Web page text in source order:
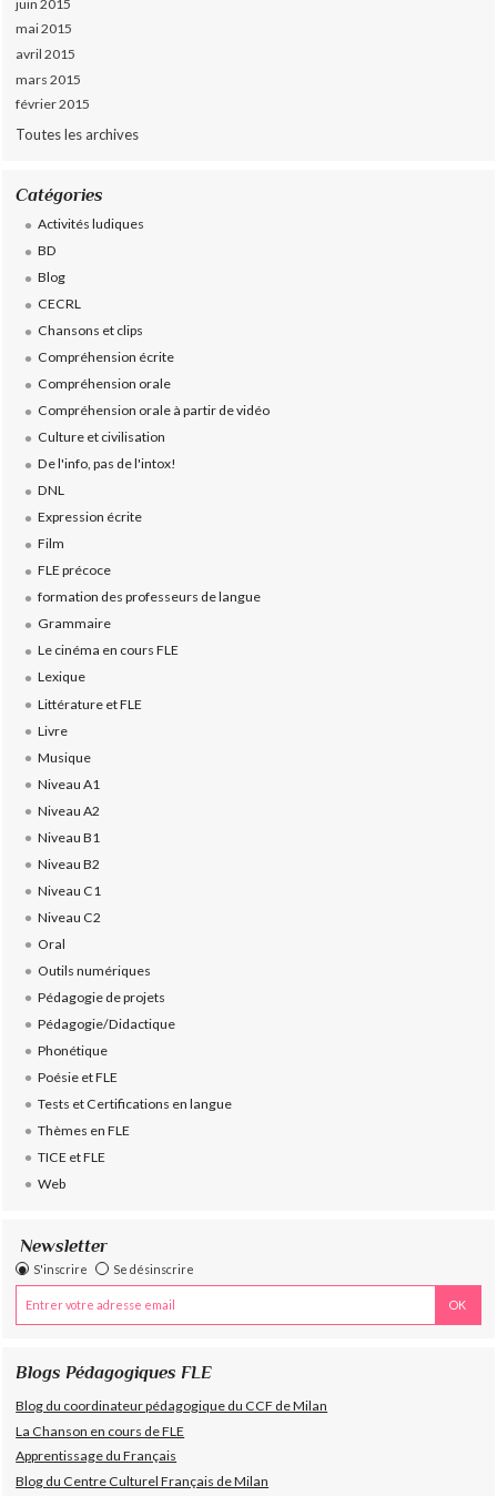
juin 2015
mai 2015
avril 2015
mars 2015
février 2015
Toutes les archives
Catégories
Activités ludiques
BD
Blog
CECRL
Chansons et clips
Compréhension écrite
Compréhension orale
Compréhension orale à partir de vidéo
Culture et civilisation
De l'info, pas de l'intox!
DNL
Expression écrite
Film
FLE précoce
formation des professeurs de langue
Grammaire
Le cinéma en cours FLE
Lexique
Littérature et FLE
Livre
Musique
Niveau A1
Niveau A2
Niveau B1
Niveau B2
Niveau C1
Niveau C2
Oral
Outils numériques
Pédagogie de projets
Pédagogie/Didactique
Phonétique
Poésie et FLE
Tests et Certifications en langue
Thèmes en FLE
TICE et FLE
Web
Newsletter
S'inscrire Se désinscrire
Blogs Pédagogiques FLE
Blog du coordinateur pédagogique du CCF de Milan
La Chanson en cours de FLE
Apprentissage du Français
Blog du Centre Culturel Français de Milan